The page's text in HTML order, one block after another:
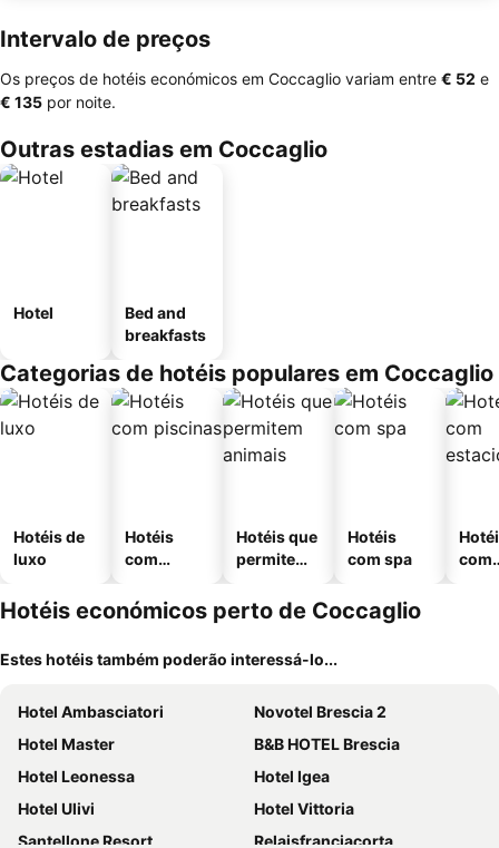
Intervalo de preços
Os preços de hotéis económicos em Coccaglio variam entre ‎€ 52 e
‎€ 135 por noite.
Outras estadias em Coccaglio
Hotel
Bed and
breakfasts
Categorias de hotéis populares em Coccaglio
Hotéis de
luxo
Hotéis
com
Hotéis que
permitem
Hotéis
com spa
com
Hotéis económicos perto de Coccaglio
Estes hotéis também poderão interessá-lo...
Hotel Ambasciatori
Novotel Brescia 2
Hotel Master
B&B HOTEL Brescia
Hotel Leonessa
Hotel Igea
Hotel Ulivi
Hotel Vittoria
Santellone Resort
Relaisfranciacorta